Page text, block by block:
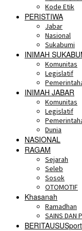
Kode Etik
PERISTIWA
Jabar
Nasional
Sukabumi
INIMAH
Komunitas
Legislatif
INIMAH JABAR
Komunitas
Legislatif
Dunia
NASIONAL
RAGAM
Sejarah
Seleb
Sosok
OTOMOTIF
Khasanah
Ramadhan
SAINS DAN
BERITAUSUSport